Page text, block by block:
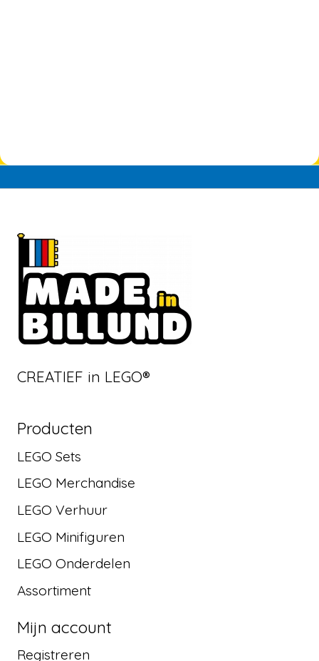
CREATIEF in LEGO®
Producten
LEGO Sets
LEGO Merchandise
LEGO Verhuur
LEGO Minifiguren
LEGO Onderdelen
Assortiment
Mijn account
Registreren